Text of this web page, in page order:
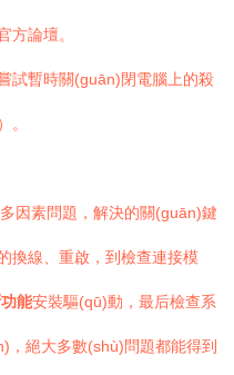
方論壇。
試暫時關(guān)閉電腦上的殺
。
因素問題，解決的關(guān)鍵
換線、重啟，到檢查連接模
能安裝驅(qū)動，最后檢查系
絕大多數(shù)問題都能得到